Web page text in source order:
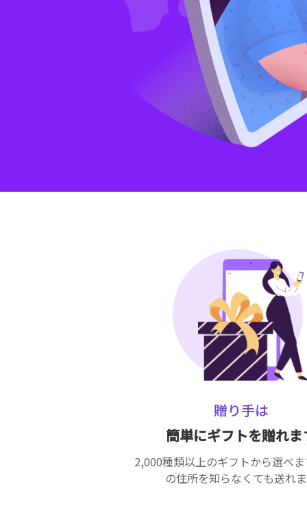
贈り手は
簡単にギフトを贈れま
2,000種類以上のギフトから選べ
の住所を知らなくても送れ